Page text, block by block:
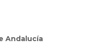
Andalucía